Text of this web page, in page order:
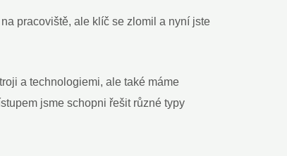
pracoviště, ale klíč se zlomil a nyní jste
a technologiemi, ale také máme
jsme schopni řešit různé typy